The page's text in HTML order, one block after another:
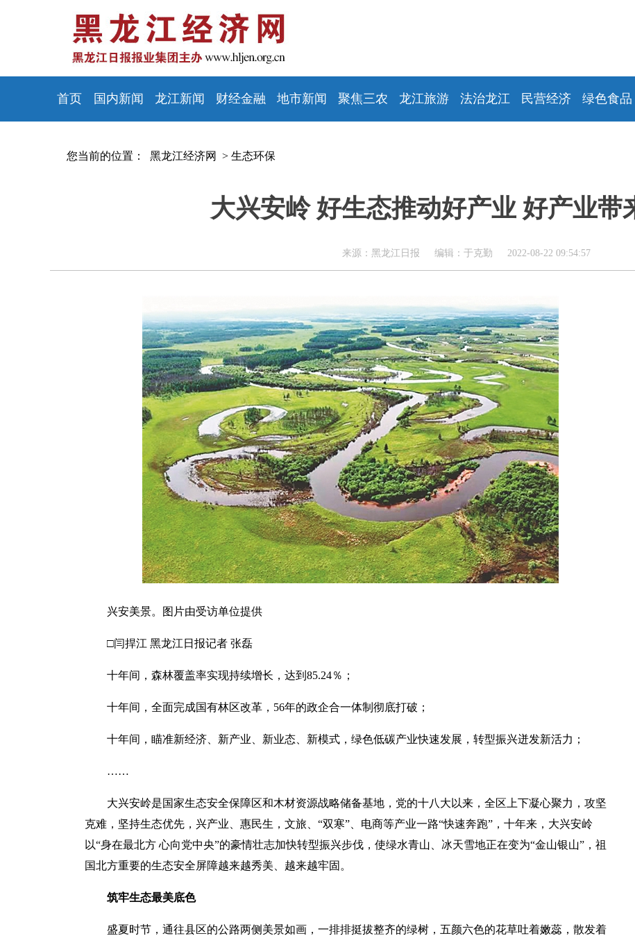
首页 国内新闻 龙江新闻 财经金融 地市新闻 聚焦三农 龙江旅游 法治龙江 民营经济 绿色食品
您当前的位置： 黑龙江经济网 > 生态环保
大兴安岭 好生态推动好产业 好产业带
来源：黑龙江日报 编辑：于克勤 2022-08-22 09:54:57
兴安美景。图片由受访单位提供
□闫捍江 黑龙江日报记者 张磊
十年间，森林覆盖率实现持续增长，达到85.24％；
十年间，全面完成国有林区改革，56年的政企合一体制彻底打破；
十年间，瞄准新经济、新产业、新业态、新模式，绿色低碳产业快速发展，转型振兴迸发新活力；
……
大兴安岭是国家生态安全保障区和木材资源战略储备基地，党的十八大以来，全区上下凝心聚力，攻坚
克难，坚持生态优先，兴产业、惠民生，文旅、“双寒”、电商等产业一路“快速奔跑”，十年来，大兴安岭
以“身在最北方 心向党中央”的豪情壮志加快转型振兴步伐，使绿水青山、冰天雪地正在变为“金山银山”，祖
国北方重要的生态安全屏障越来越秀美、越来越牢固。
筑牢生态最美底色
盛夏时节，通往县区的公路两侧美景如画，一排排挺拔整齐的绿树，五颜六色的花草吐着嫩蕊，散发着